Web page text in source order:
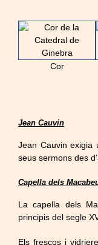
Cor
Jean Cauvin
Jean Cauvin exigia
seus sermons des
Capella dels
La capella dels
principis del segle
Els frescos i